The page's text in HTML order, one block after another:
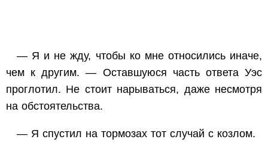
— Я и не жду, чтобы ко мне относились иначе,
чем к другим. — Оставшуюся часть ответа Уэс
проглотил. Не стоит нарываться, даже несмотря
на обстоятельства.
— Я спустил на тормозах тот случай с козлом.